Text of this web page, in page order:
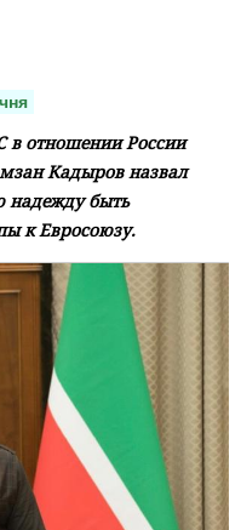
в отношении России
Кадыров назвал
надежду быть
к Евросоюзу.